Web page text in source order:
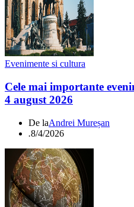
Evenimente si cultura
Cele mai importante
4 august 2026
De laAndrei Mureșan
.8/4/2026